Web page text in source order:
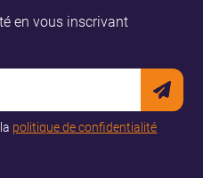
en vous inscrivant
politique de confidentialité